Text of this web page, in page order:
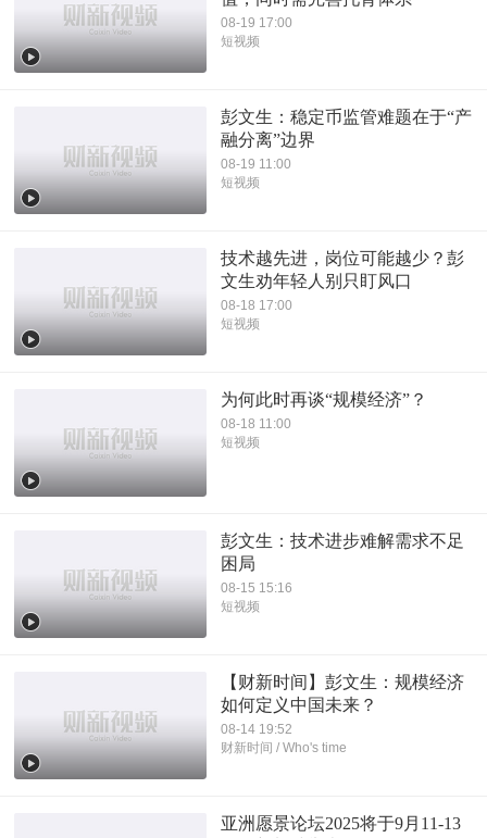
08-19 17:00
短视频
彭文生：稳定币监管难题在于“产
融分离”边界
08-19 11:00
短视频
技术越先进，岗位可能越少？彭
文生劝年轻人别只盯风口
08-18 17:00
短视频
为何此时再谈“规模经济”？
08-18 11:00
短视频
彭文生：技术进步难解需求不足
困局
08-15 15:16
短视频
【财新时间】彭文生：规模经济
如何定义中国未来？
08-14 19:52
财新时间 / Who's time
亚洲愿景论坛2025将于9月11-13